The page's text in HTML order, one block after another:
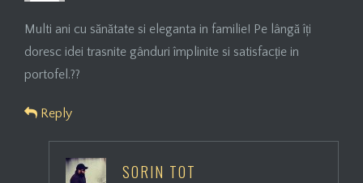
Multi ani cu sănătate si eleganta in familie! Pe lângă îți
doresc idei trasnite gânduri împlinite si satisfacție in
portofel.??
Reply
SORIN TOT